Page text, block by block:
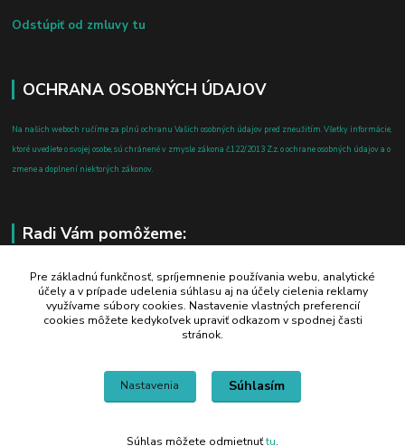
Odstúpiť od zmluvy tu
OCHRANA OSOBNÝCH ÚDAJOV
Na našich weboch ručíme za plnú ochranu Vašich osobných údajov pred zneužitím. Všetky informácie,
ktoré uvediete o svojej osobe, sú chránené v zmysle zákona č.122/2013 Z.z. o ochrane osobných údajov a o
zmene a doplnení niektorých zákonov.
Radi Vám pomôžeme:
+421 908 700 612
po-pia: 8.00 - 16.00
business@jtf.sk
Pre základnú funkčnosť, spríjemnenie používania webu, analytické
účely a v prípade udelenia súhlasu aj na účely cielenia reklamy
využívame súbory cookies. Nastavenie vlastných preferencií
cookies môžete kedykoľvek upraviť odkazom v spodnej časti
stránok.
Nastavenia Súhlasím
Súhlas môžete odmietnuťtu.